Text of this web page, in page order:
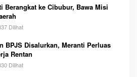
Berangkat ke Cibubur, Bawa Misi
Dilihat
BPJS Disalurkan, Meranti Perluas
Rentan
Dilihat